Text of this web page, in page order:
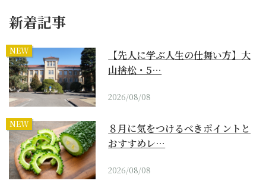
新着記事
NEW
【先人に学ぶ人生の仕舞い方】大
山捨松・5…
2026/08/08
NEW
８月に気をつけるべきポイントと
おすすめレ…
2026/08/08